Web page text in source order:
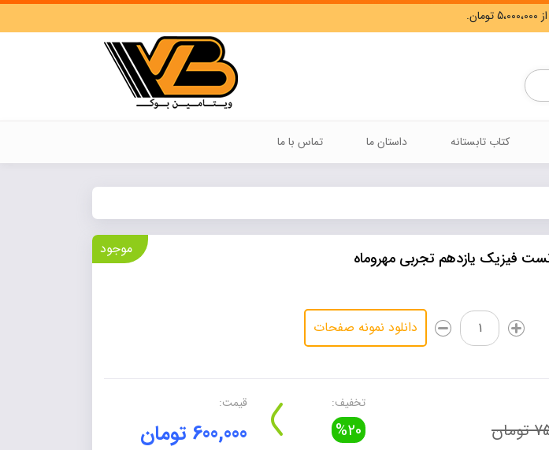
Products
search
کتاب تابستانه داستان ما تماس با ما
فیزیک یازدهم تجربی مهروماه موجود
پاورتست
فیزیک
تجربی
دانلود نمونه صفحات
تخفیف:
%20
قیمت:
600,000 تومان